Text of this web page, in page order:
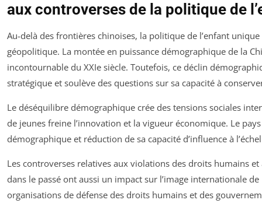
aux controverses de la politique de
Au-delà des frontières chinoises, la politique de l’enfant
géopolitique. La montée en puissance démographique de la
incontournable du XXIe siècle. Toutefois, ce déclin
stratégique et soulève des questions sur sa capacité à
Le déséquilibre démographique crée des tensions sociales
de jeunes freine l’innovation et la vigueur économique. Le
démographique et réduction de sa capacité d’influence à
Les controverses relatives aux violations des droits humains
dans le passé ont aussi un impact sur l’image internationale
organisations de défense des droits humains et des